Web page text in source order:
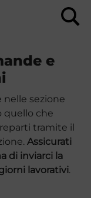
e
nelle sezione
quello che
tramite il
Assicurati
di inviarci la
lavorativi.